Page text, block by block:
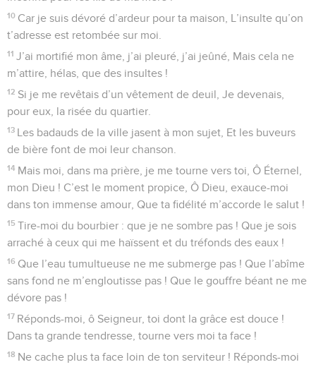
10 Car je suis dévoré d’ardeur pour ta maison, L’insulte qu’on
t’adresse est retombée sur moi.
11 J’ai mortifié mon âme, j’ai pleuré, j’ai jeûné, Mais cela ne
m’attire, hélas, que des insultes !
12 Si je me revêtais d’un vêtement de deuil, Je devenais,
pour eux, la risée du quartier.
13 Les badauds de la ville jasent à mon sujet, Et les buveurs
de bière font de moi leur chanson.
14 Mais moi, dans ma prière, je me tourne vers toi, Ô Éternel,
mon Dieu ! C’est le moment propice, Ô Dieu, exauce-moi
dans ton immense amour, Que ta fidélité m’accorde le salut !
15 Tire-moi du bourbier : que je ne sombre pas ! Que je sois
arraché à ceux qui me haïssent et du tréfonds des eaux !
16 Que l’eau tumultueuse ne me submerge pas ! Que l’abîme
sans fond ne m’engloutisse pas ! Que le gouffre béant ne me
dévore pas !
17 Réponds-moi, ô Seigneur, toi dont la grâce est douce !
Dans ta grande tendresse, tourne vers moi ta face !
18 Ne cache plus ta face loin de ton serviteur ! Réponds-moi